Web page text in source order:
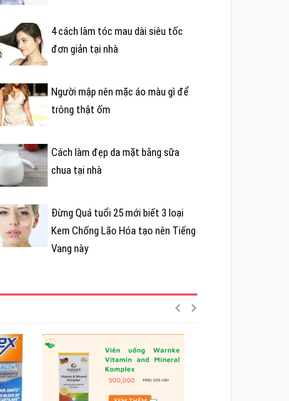
4 cách làm tóc mau dài siêu tốc
đơn giản tại nhà
Người mập nên mặc áo màu gì để
trông thật ốm
Cách làm đẹp da mặt bằng sữa
chua tại nhà
Đừng Quá tuổi 25 mới biết 3 loại
Kem Chống Lão Hóa tạo nên Tiếng
Vang này